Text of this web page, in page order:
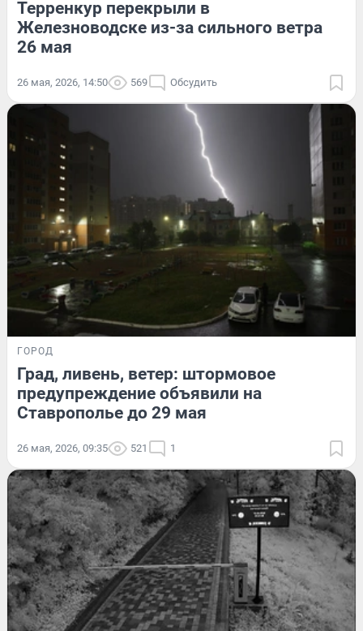
Терренкур перекрыли в
Железноводске из-за сильного ветра
26 мая
26 мая, 2026, 14:50 569 Обсудить
ГОРОД
Град, ливень, ветер: штормовое
предупреждение объявили на
Ставрополье до 29 мая
26 мая, 2026, 09:35 521 1